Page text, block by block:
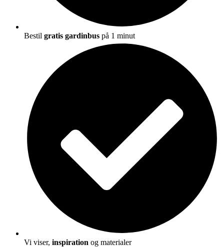
Bestil gratis gardinbus på 1 minut
Vi viser, inspiration og materialer